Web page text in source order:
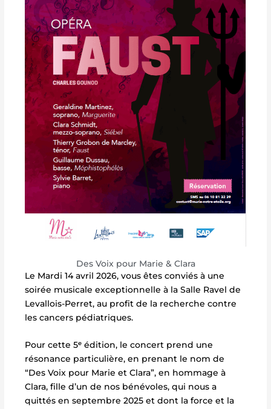
Le Mardi 14 avril 2026, vous êtes conviés à une
soirée musicale exceptionnelle à la Salle Ravel de
Levallois-Perret, au profit de la recherche contre
les cancers pédiatriques.
Pour cette 5ᵉ édition, le concert prend une
résonance particulière, en prenant le nom de
“Des Voix pour Marie et Clara”, en hommage à
Clara, fille d’un de nos bénévoles, qui nous a
quittés en septembre 2025 et dont la force et la
Des Voix pour Marie & Clara